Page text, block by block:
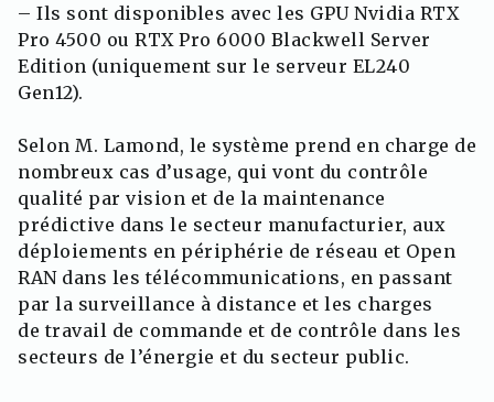
– Ils sont disponibles avec les GPU Nvidia RTX
Pro 4500 ou RTX Pro 6000 Blackwell Server
Edition (uniquement sur le serveur EL240
Gen12).
Selon M. Lamond, le système prend en charge de
nombreux cas d’usage, qui vont du contrôle
qualité par vision et de la maintenance
prédictive dans le secteur manufacturier, aux
déploiements en périphérie de réseau et Open
RAN dans les télécommunications, en passant
par la surveillance à distance et les charges
de travail de commande et de contrôle dans les
secteurs de l’énergie et du secteur public.